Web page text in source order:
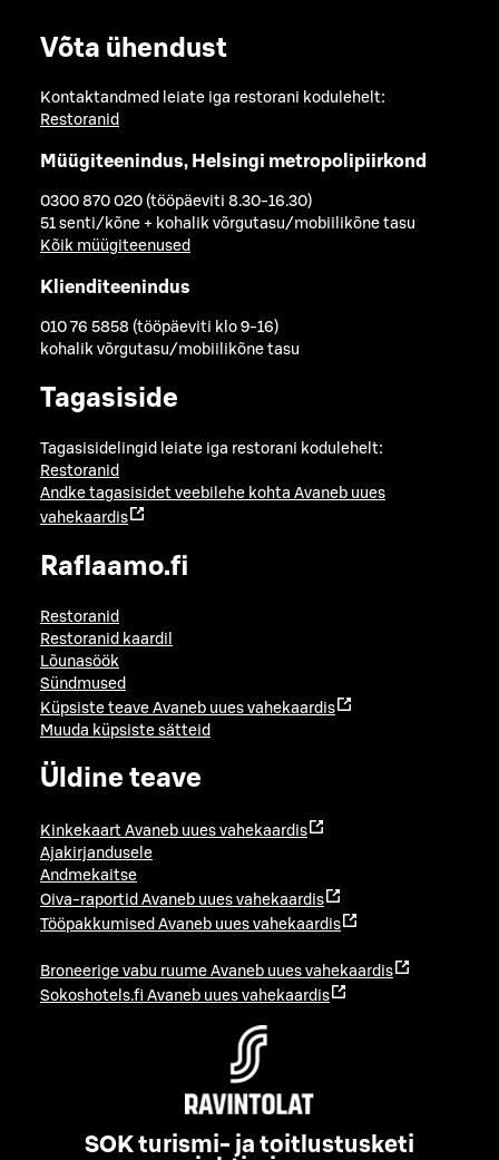
Võta ühendust
Kontaktandmed leiate iga restorani kodulehelt:
Restoranid
Müügiteenindus, Helsingi metropolipiirkond
0300 870 020 (tööpäeviti 8.30-16.30)
51 senti/kõne + kohalik võrgutasu/mobiilikõne tasu
Kõik müügiteenused
Klienditeenindus
010 76 5858 (tööpäeviti klo 9-16)
kohalik võrgutasu/mobiilikõne tasu
Tagasiside
Tagasisidelingid leiate iga restorani kodulehelt:
Restoranid
Andke tagasisidet veebilehe kohta Avaneb uues
vahekaardis
Raflaamo.fi
Restoranid
Restoranid kaardil
Lõunasöök
Sündmused
Küpsiste teave Avaneb uues vahekaardis
Muuda küpsiste sätteid
Üldine teave
Kinkekaart Avaneb uues vahekaardis
Ajakirjandusele
Andmekaitse
Oiva-raportid Avaneb uues vahekaardis
Tööpakkumised Avaneb uues vahekaardis
Broneerige vabu ruume Avaneb uues vahekaardis
Sokoshotels.fi Avaneb uues vahekaardis
SOK turismi- ja toitlustusketi